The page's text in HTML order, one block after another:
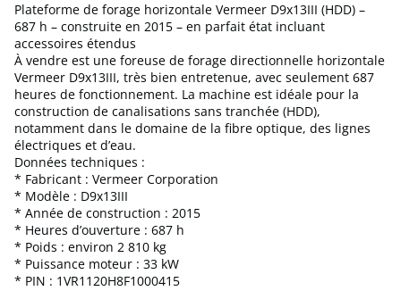
Plateforme de forage horizontale Vermeer D9x13III (HDD) –
687 h – construite en 2015 – en parfait état incluant
accessoires étendus
À vendre est une foreuse de forage directionnelle horizontale
Vermeer D9x13III, très bien entretenue, avec seulement 687
heures de fonctionnement. La machine est idéale pour la
construction de canalisations sans tranchée (HDD),
notamment dans le domaine de la fibre optique, des lignes
électriques et d’eau.
Données techniques :
* Fabricant : Vermeer Corporation
* Modèle : D9x13III
* Année de construction : 2015
* Heures d’ouverture : 687 h
* Poids : environ 2 810 kg
* Puissance moteur : 33 kW
* PIN : 1VR1120H8F1000415